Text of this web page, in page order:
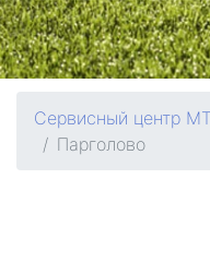
Сервисный центр
Парголово